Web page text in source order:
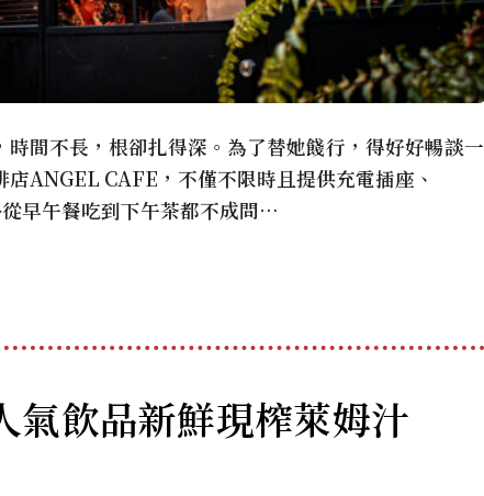
間不長，根卻扎得深。為了替她餞行，得好好暢談一
ANGEL CAFE，不僅不限時且提供充電插座、
早午餐吃到下午茶都不成問…
氣飲品新鮮現榨萊姆汁